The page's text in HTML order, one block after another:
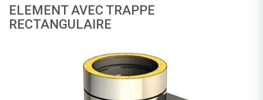
ELEMENT AVEC TRAPPE
RECTANGULAIRE